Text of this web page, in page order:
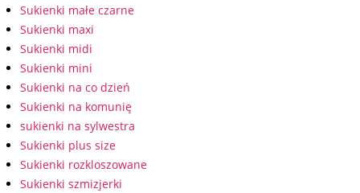
Sukienki małe czarne
Sukienki maxi
Sukienki midi
Sukienki mini
Sukienki na co dzień
Sukienki na komunię
sukienki na sylwestra
Sukienki plus size
Sukienki rozkloszowane
Sukienki szmizjerki